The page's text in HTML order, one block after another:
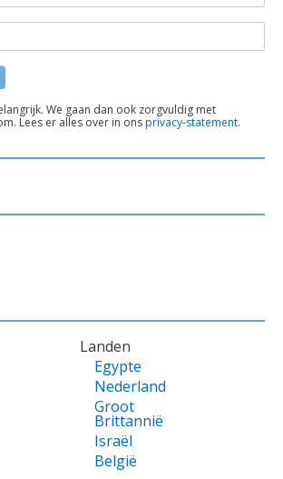
We gaan dan ook zorgvuldig met
Lees er alles over in onsprivacy-statement.
Landen
Egypte
Nederland
Groot
Brittannië
Israël
België